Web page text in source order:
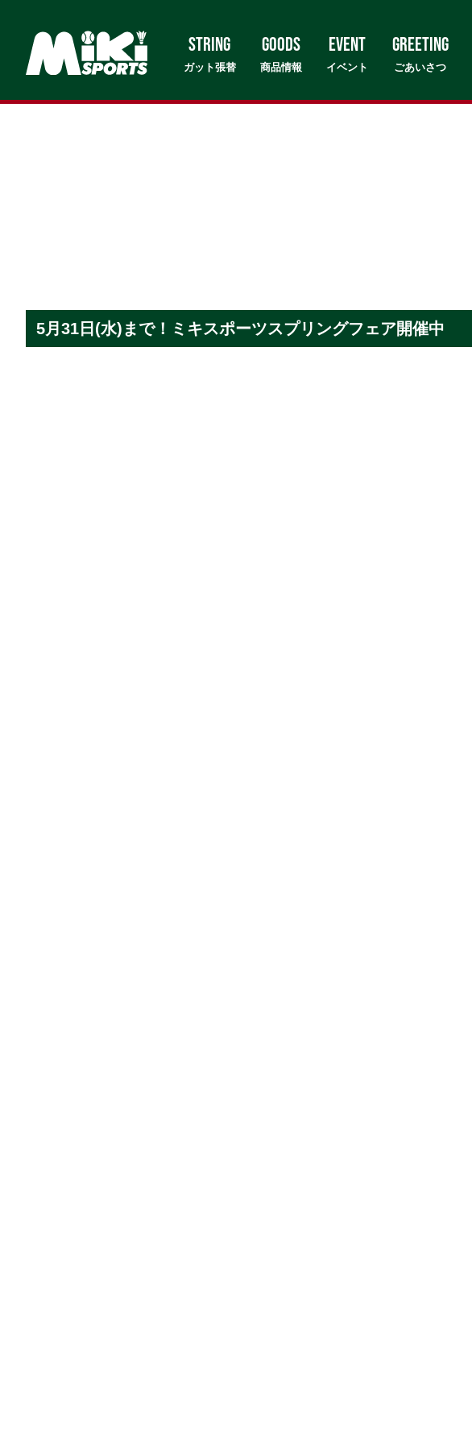
STRING
ガット張替
GOODS
商品情報
EVENT
イベント
GREETING
ごあいさつ
5月31日(水)まで！ミキスポーツスプリングフェア開催中